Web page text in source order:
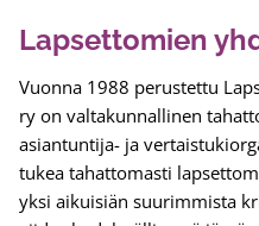
Lapsettomien
Vuonna 1988 perustettu
ry on valtakunnallinen
asiantuntija- ja
tukea tahattomasti
yksi aikuisiän suurimmista